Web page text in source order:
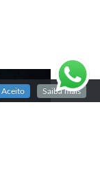
Aceito Saiba mais